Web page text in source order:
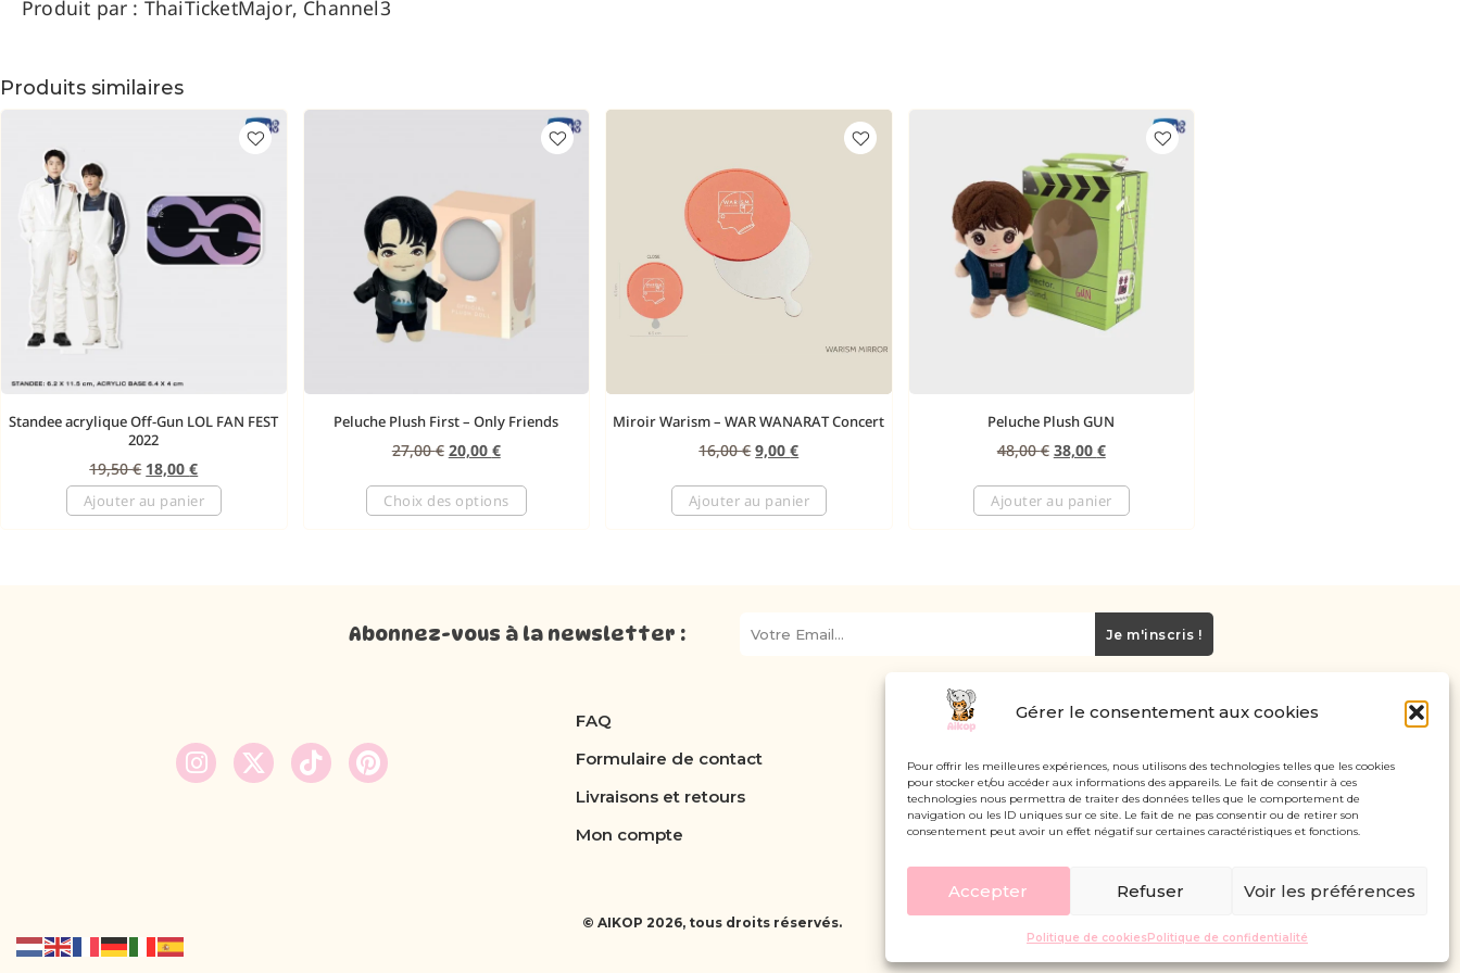
Gérer le consentement aux cookies
Pour offrir les meilleures expériences, nous utilisons des technologies telles que les cookies
pour stocker et/ou accéder aux informations des appareils. Le fait de consentir à ces
technologies nous permettra de traiter des données telles que le comportement de
navigation ou les ID uniques sur ce site. Le fait de ne pas consentir ou de retirer son
consentement peut avoir un effet négatif sur certaines caractéristiques et fonctions.
Accepter Refuser Voir les préférences
Politique de cookiesPolitique de confidentialité
Produit par : ThaiTicketMajor, Channel3
Produits similaires
Standee acrylique Off-Gun LOL FAN FEST
2022
19,50€ 18,00€
Ajouter au panier
Peluche Plush First – Only Friends
27,00€ 20,00 €
Choix des options
Miroir Warism – WAR WANARAT Concert
16,00€ 9,00€
Ajouter au panier
Peluche Plush GUN
48,00€ 38,00 €
Ajouter au panier
Abonnez-vous à la newsletter : Je m'inscris !
FAQ
Formulaire de contact
Livraisons et retours
Mon compte
Carte cadeau
Politique de confidentialité
Mentions légales - CGV
© AIKOP 2026, tous droits réservés.